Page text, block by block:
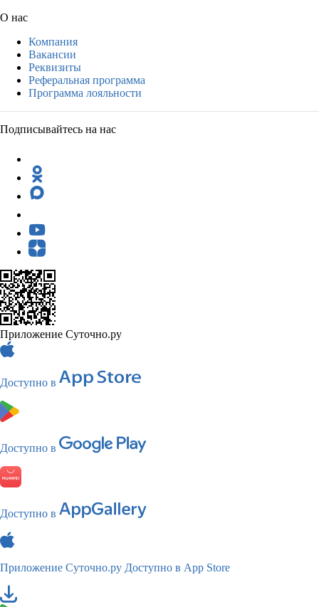
О нас
Компания
Вакансии
Реквизиты
Реферальная программа
Программа лояльности
Подписывайтесь на нас
Приложение Суточно.ру
Доступно в
Доступно в
Доступно в
Приложение Суточно.ру Доступно в App Store